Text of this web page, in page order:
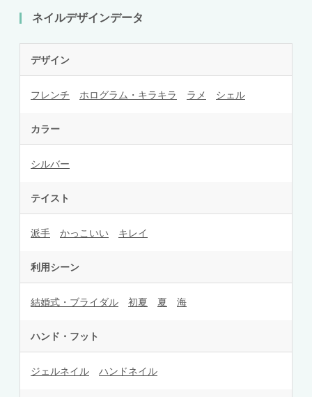
ネイルデザインデータ
デザイン
フレンチ ホログラム・キラキラ ラメ シェル
カラー
シルバー
テイスト
派手 かっこいい キレイ
利用シーン
結婚式・ブライダル 初夏 夏 海
ハンド・フット
ジェルネイル ハンドネイル